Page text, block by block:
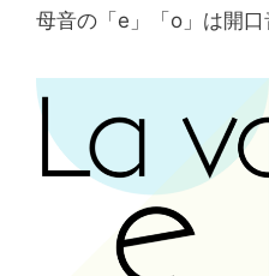
母音の「e」「o」は開